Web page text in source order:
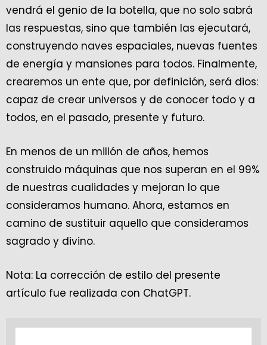
vendrá el genio de la botella, que no solo sabrá
las respuestas, sino que también las ejecutará,
construyendo naves espaciales, nuevas fuentes
de energía y mansiones para todos. Finalmente,
crearemos un ente que, por definición, será dios:
capaz de crear universos y de conocer todo y a
todos, en el pasado, presente y futuro.
En menos de un millón de años, hemos
construido máquinas que nos superan en el 99%
de nuestras cualidades y mejoran lo que
consideramos humano. Ahora, estamos en
camino de sustituir aquello que consideramos
sagrado y divino.
Nota: La corrección de estilo del presente
artículo fue realizada con ChatGPT.